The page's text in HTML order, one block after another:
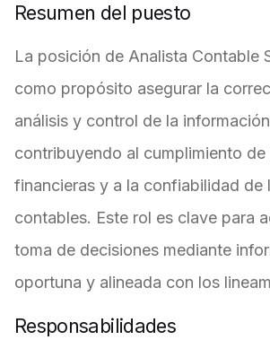
Resumen del puesto
La posición de Analista Contable
como propósito asegurar la
análisis y control de la
contribuyendo al cumplimiento de
financieras y a la confiabilidad de
contables. Este rol es clave para
toma de decisiones mediante
oportuna y alineada con los
Responsabilidades